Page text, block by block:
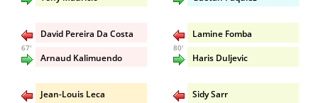
David Pereira Da Costa
67'
Arnaud Kalimuendo
Jean-Louis Leca
Lamine Fomba
80'
Haris Duljevic
Sidy Sarr